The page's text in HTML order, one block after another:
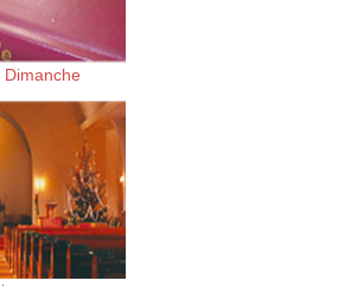
Dimanche